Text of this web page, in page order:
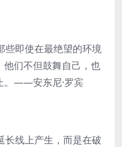
些即使在最绝望的环境
他们不但鼓舞自己，也
。——安东尼·罗宾
长线上产生，而是在破